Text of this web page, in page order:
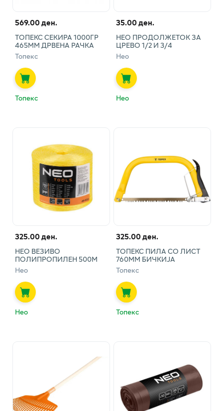
569.00 ден.
ТОПЕКС СЕКИРА 1000ГР
465ММ ДРВЕНА РАЧКА
Топекс
Топекс
35.00 ден.
НЕО ПРОДОЛЖЕТОК ЗА
ЦРЕВО 1/2 И 3/4
Нео
Нео
325.00 ден.
НЕО ВЕЗИВО
ПОЛИПРОПИЛЕН 500М
Нео
Нео
325.00 ден.
ТОПЕКС ПИЛА СО ЛИСТ
760ММ БИЧКИЈА
Топекс
Топекс